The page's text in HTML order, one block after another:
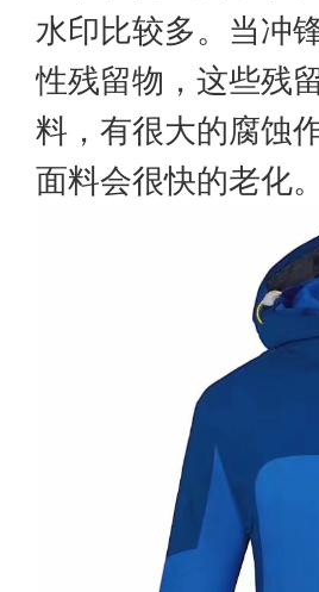
水印比较多。当冲
性残留物，这些残
料，有很大的腐蚀
面料会很快的老化。